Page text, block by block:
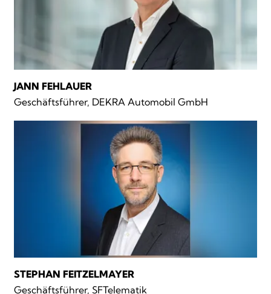
JANN FEHLAUER
Geschäftsführer, DEKRA Automobil GmbH
STEPHAN FEITZELMAYER
Geschäftsführer, SFTelematik